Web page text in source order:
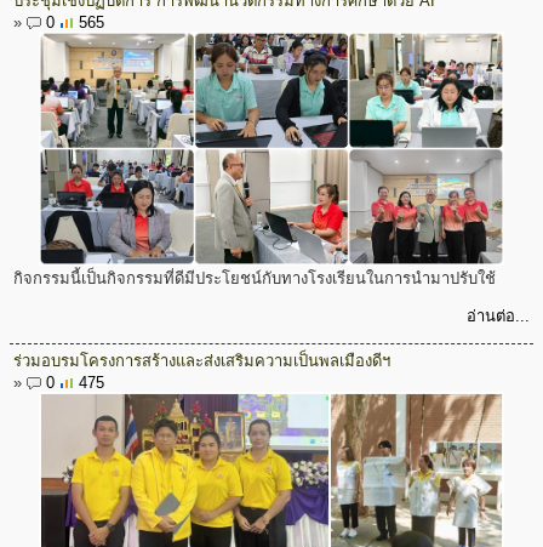
»
0 565
กิจกรรมนี้เป็นกิจกรรมที่ดีมีประโยชน์กับทางโรงเรียนในการนำมาปรับใช้
อ่านต่อ...
ร่วมอบรมโครงการสร้างและส่งเสริมความเป็นพลเมืองดีฯ
»
0 475